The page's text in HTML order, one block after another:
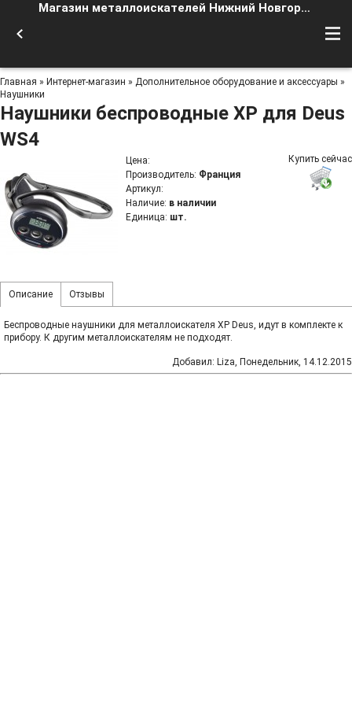
Магазин металлоискателей Нижний Новгород
Главная » Интернет-магазин » Дополнительное оборудование и аксессуары »
Наушники
Наушники беспроводные XP для Deus
WS4
Цена:
Производитель: Франция
Артикул:
Наличие: в наличии
Единица: шт.
Купить сейчас
Описание Отзывы
Беспроводные наушники для металлоискателя XP Deus, идут в комплекте к
прибору. К другим металлоискателям не подходят.
Добавил: Liza, Понедельник, 14.12.2015